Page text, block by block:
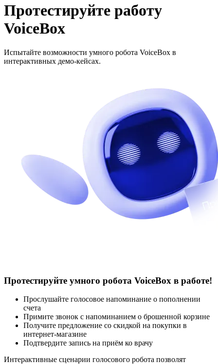
Протестируйте работу
VoiceBox
Испытайте возможности умного робота VoiceBox в
интерактивных демо-кейсах.
Протестируйте умного робота VoiceBox в работе!
Прослушайте голосовое напоминание о пополнении
счета
Примите звонок с напоминанием о брошенной корзине
Получите предложение со скидкой на покупки в
интернет-магазине
Подтвердите запись на приём ко врачу
Интерактивные сценарии голосового робота позволят